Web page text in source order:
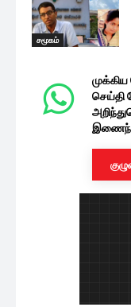
சமூகம்